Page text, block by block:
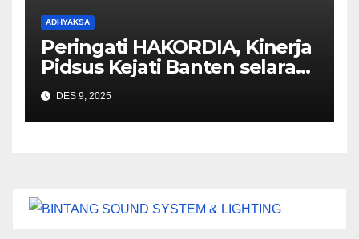
ADHYAKSA
Peringati HAKORDIA, Kinerja
Pidsus Kejati Banten selaras
dengan amanat Jaksa Agung
DES 9, 2025